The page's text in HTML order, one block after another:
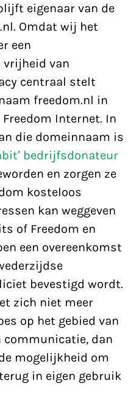
eigenaar van de
Omdat wij het
een
van
centraal stelt
freedom.nl in
Internet. In
die domeinnaam is
bedrijfsdonateur
en zorgen ze
kosteloos
kan weggeven
of Freedom en
een overeenkomst
bevestigd wordt.
zich niet meer
op het gebied van
communicatie, dan
mogelijkheid om
in eigen gebruik